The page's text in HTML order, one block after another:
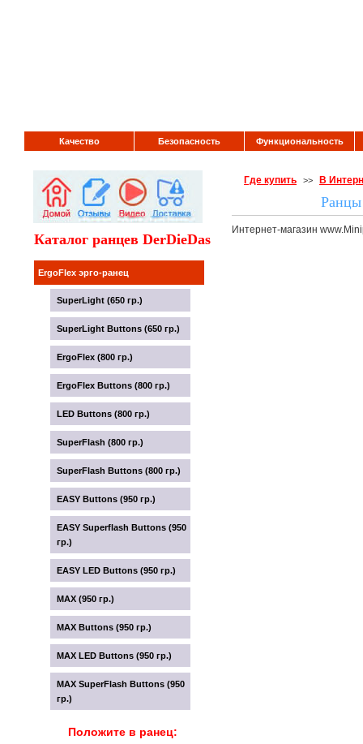
Качество Безопасность Функциональность
Каталог ранцев DerDieDas
ErgoFlex эрго-ранец
SuperLight (650 гр.)
SuperLight Buttons (650 гр.)
ErgoFlex (800 гр.)
ErgoFlex Buttons (800 гр.)
LED Buttons (800 гр.)
SuperFlash (800 гр.)
SuperFlash Buttons (800 гр.)
EASY Buttons (950 гр.)
EASY Superflash Buttons (950
гр.)
EASY LED Buttons (950 гр.)
MAX (950 гр.)
MAX Buttons (950 гр.)
MAX LED Buttons (950 гр.)
MAX SuperFlash Buttons (950
гр.)
Положите в ранец:
Где купить >> В
Ранцы
Интернет-магазин